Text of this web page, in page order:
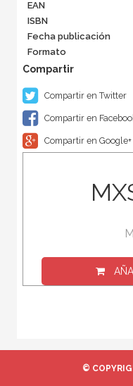
EAN
ISBN
Fecha publicación
Formato
Compartir en Twitter
Compartir en
Compartir en Google+
©